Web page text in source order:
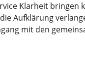
Klarheit bringen
Aufklärung
mit den